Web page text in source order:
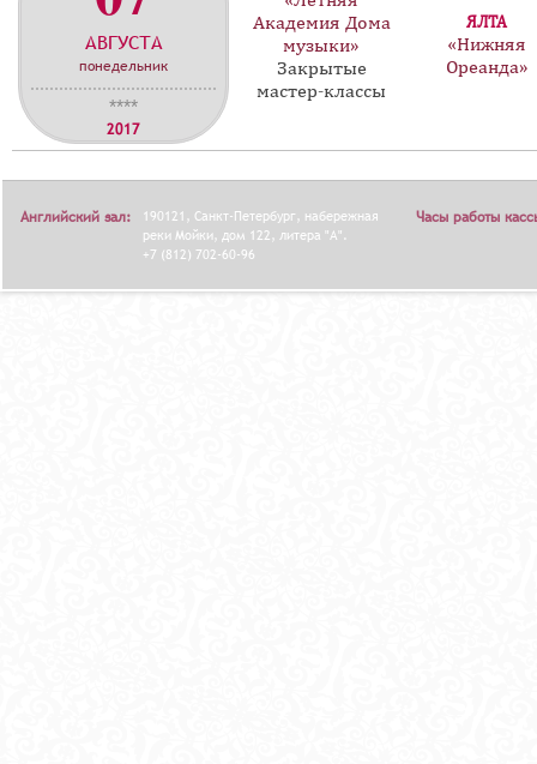
о
АВГУСТА
понедельник
****
2017
Академия Дома
музыки»
Закрытые
мастер-классы
ЯЛТА
«Нижняя
Ореанда»
Английский зал:
190121, Санкт-Петербург, набережная
реки Мойки, дом 122, литера "А".
+7 (812) 702-60-96
Часы работы